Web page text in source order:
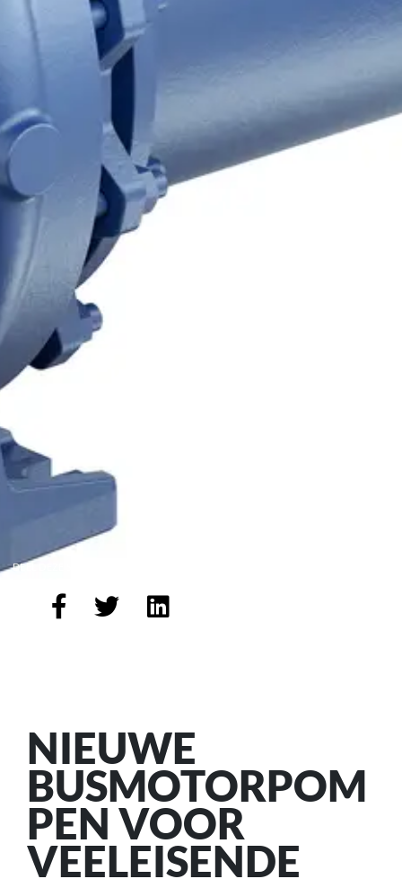
DEEL DEZE SPOTLIGHT
NIEUWE
BUSMOTORPOM
PEN VOOR
VEELEISENDE